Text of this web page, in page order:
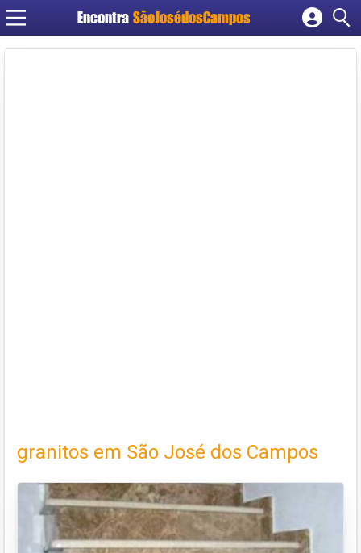
Encontra SãoJosédosCampos
Cadastrar empresa
granitos em São José dos Campos